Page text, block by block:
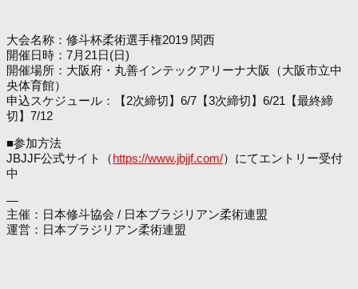
大会名称：修斗杯柔術選手権2019 関西
開催日時：7月21日(日)
開催場所：大阪府・丸善インテックアリーナ大阪（大阪市立中
央体育館）
申込スケジュール：【2次締切】6/7【3次締切】6/21【最終締
切】7/12
■参加方法
JBJJF公式サイト（https://www.jbjjf.com/）にてエントリー受付
中
—
主催：日本修斗協会 / 日本ブラジリアン柔術連盟
運営：日本ブラジリアン柔術連盟